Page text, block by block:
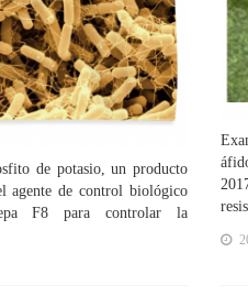
de potasio, un producto
agente de control biológico
F8 para controlar la